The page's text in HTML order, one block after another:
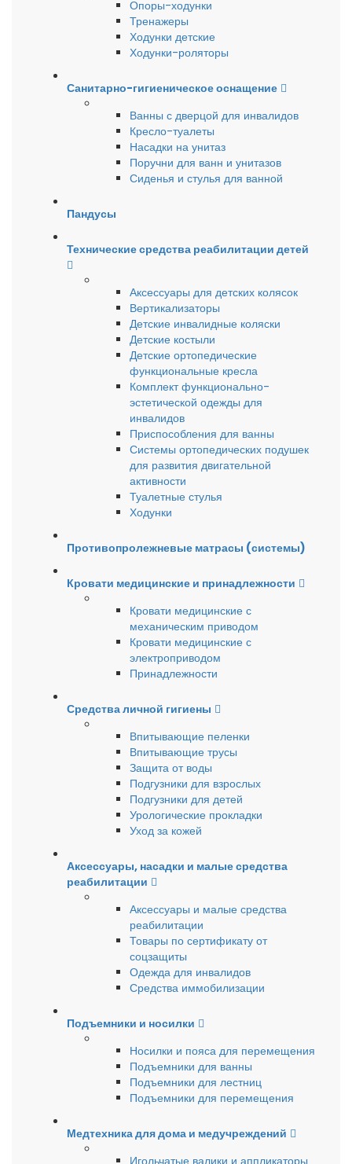
Опоры-ходунки
Тренажеры
Ходунки детские
Ходунки-роляторы
Санитарно-гигиеническое оснащение
Ванны с дверцой для инвалидов
Кресло-туалеты
Насадки на унитаз
Поручни для ванн и унитазов
Сиденья и стулья для ванной
Пандусы
Технические средства реабилитации детей
Аксессуары для детских колясок
Вертикализаторы
Детские инвалидные коляски
Детские костыли
Детские ортопедические
функциональные кресла
Комплект функционально-
эстетической одежды для
инвалидов
Приспособления для ванны
Системы ортопедических подушек
для развития двигательной
активности
Туалетные стулья
Ходунки
Противопролежневые матрасы (системы)
Кровати медицинские и принадлежности
Кровати медицинские с
механическим приводом
Кровати медицинские с
электроприводом
Принадлежности
Средства личной гигиены
Впитывающие пеленки
Впитывающие трусы
Защита от воды
Подгузники для взрослых
Подгузники для детей
Урологические прокладки
Уход за кожей
Аксессуары, насадки и малые средства
реабилитации
Аксессуары и малые средства
реабилитации
Товары по сертификату от
соцзащиты
Одежда для инвалидов
Средства иммобилизации
Подъемники и носилки
Носилки и пояса для перемещения
Подъемники для ванны
Подъемники для лестниц
Подъемники для перемещения
Медтехника для дома и медучреждений
Игольчатые валики и аппликаторы